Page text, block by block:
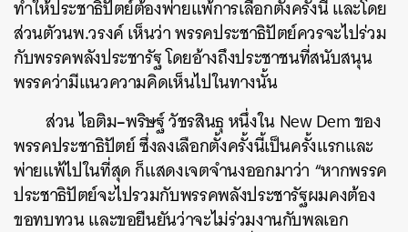
ทำให้ประชาธิปัตย์ต้องพ่ายแพ้การเลือกตั้งครั้งนี้ และโดย
ส่วนตัวนพ.วรงค์เห็นว่า พรรคประชาธิปัตย์ควรจะไปร่วม
กับพรรคพลังประชารัฐ โดยอ้างถึงประชาชนที่สนับสนุน
พรรคว่ามีแนวความคิดเห็นไปในทางนั้น
ส่วนไอติม–พริษฐ์วัชรสินธุหนึ่งในNewDemของ
พรรคประชาธิปัตย์ ซึ่งลงเลือกตั้งครั้งนี้เป็นครั้งแรกและ
พ่ายแพ้ไปในที่สุด ก็แสดงเจตจำนงออกมาว่า “หากพรรค
ประชาธิปัตย์จะไปรวมกับพรรคพลังประชารัฐผมคงต้อง
ขอทบทวน และขอยืนยันว่าจะไม่ร่วมงานกับพลเอก